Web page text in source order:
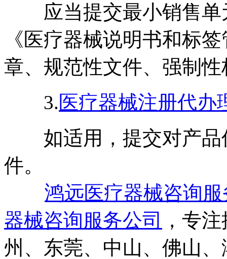
应当提交最小销售单
《医疗器械说明书和标
章、规范性文件、强制
3.医疗器械注册代办
如适用，提交对产品
件。
鸿远医疗器械咨询
器械咨询服务公司
，专
州、东莞、中山、佛山